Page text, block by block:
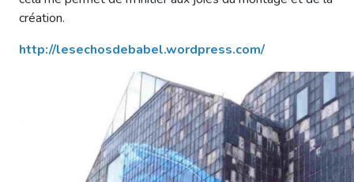
création.
http://lesechosdebabel.wordpress.com/